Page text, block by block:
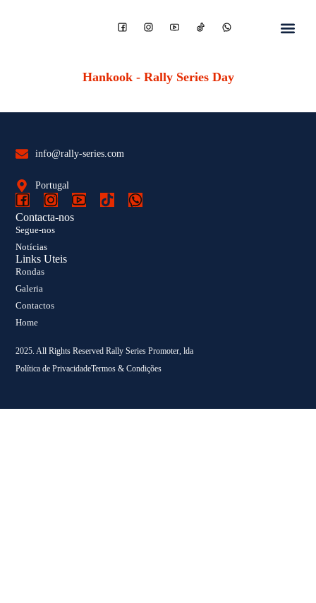
Hankook - Rally Series Day
info@rally-series.com
Portugal
Contacta-nos
Segue-nos
Notícias
Links Uteis
Rondas
Galeria
Contactos
Home
2025. All Rights Reserved Rally Series Promoter, lda
Política de PrivacidadeTermos & Condições